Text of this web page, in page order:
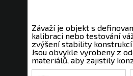
Závaží je objekt s
kalibraci nebo testování
zvýšení stability
Jsou obvykle vyrobeny z
materiálů, aby zajistily